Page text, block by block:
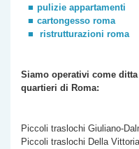
pulizie appartamenti
cartongesso roma
ristrutturazioni roma
Siamo operativi come
quartieri di Roma:
Piccoli traslochi Giuliano-
Piccoli traslochi Della